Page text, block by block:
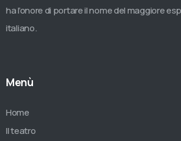
ha l’onore di portare il nome del maggiore
italiano.
Menù
Home
Il teatro